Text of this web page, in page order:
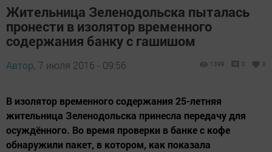
Жительница Зеленодольска пыталась
пронести в изолятор временного
содержания банку с гашишом
Автор, 7 июля 2016 - 09:56 1399 0 0
В изолятор временного содержания 25-летняя
жительница Зеленодольска принесла передачу для
осуждённого. Во время проверки в банке с кофе
обнаружили пакет, в котором, как показала